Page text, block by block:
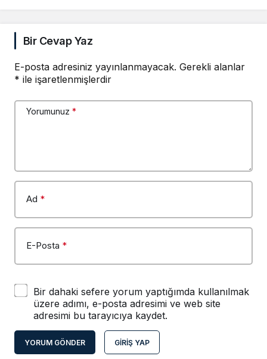
Bir Cevap Yaz
E-posta adresiniz yayınlanmayacak. Gerekli alanlar
* ile işaretlenmişlerdir
Yorumunuz *
Ad *
E-Posta *
Bir dahaki sefere yorum yaptığımda kullanılmak
üzere adımı, e-posta adresimi ve web site
adresimi bu tarayıcıya kaydet.
YORUM GÖNDER GIRIŞ YAP